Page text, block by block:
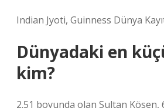
Indian Jyoti, Guinness Dünya
Dünyadaki en
kim?
2.51 boyunda olan Sultan Kösen,